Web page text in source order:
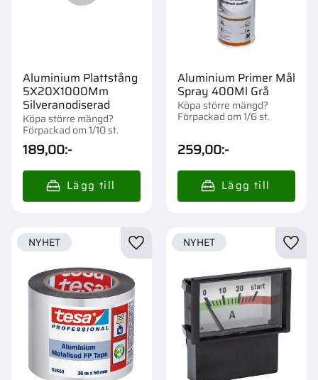
Aluminium Plattstång
5X20X1000Mm
Silveranodiserad
Köpa större mängd?
Förpackad om 1/10 st.
189,00:-
Aluminium Primer Mål
Spray 400Ml Grå
Köpa större mängd?
Förpackad om 1/6 st.
259,00:-
NYHET Lägg till i favoriter
NYHET